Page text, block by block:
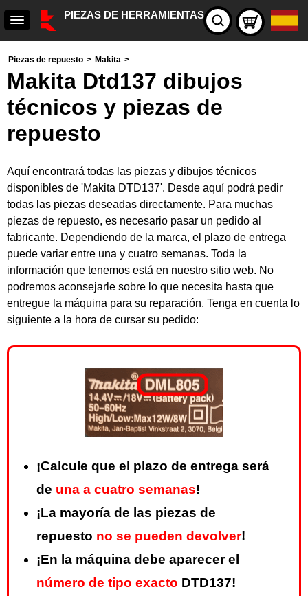
PIEZAS DE HERRAMIENTAS
Piezas de repuesto > Makita >
Makita Dtd137 dibujos
técnicos y piezas de
repuesto
Aquí encontrará todas las piezas y dibujos técnicos
disponibles de 'Makita DTD137'. Desde aquí podrá pedir
todas las piezas deseadas directamente. Para muchas
piezas de repuesto, es necesario pasar un pedido al
fabricante. Dependiendo de la marca, el plazo de entrega
puede variar entre una y cuatro semanas. Toda la
información que tenemos está en nuestro sitio web. No
podremos aconsejarle sobre lo que necesita hasta que
entregue la máquina para su reparación. Tenga en cuenta lo
siguiente a la hora de cursar su pedido:
¡Calcule que el plazo de entrega será
de una a cuatro semanas!
¡La mayoría de las piezas de
repuesto no se pueden devolver!
¡En la máquina debe aparecer el
número de tipo exacto DTD137!